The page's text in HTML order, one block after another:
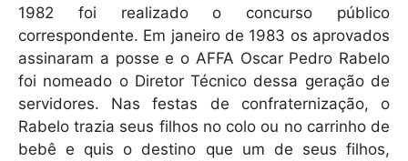
1982 foi realizado o concurso público
correspondente. Em janeiro de 1983 os aprovados
assinaram a posse e o AFFA Oscar Pedro Rabelo
foi nomeado o Diretor Técnico dessa geração de
servidores. Nas festas de confraternização, o
Rabelo trazia seus filhos no colo ou no carrinho de
bebê e quis o destino que um de seus filhos,